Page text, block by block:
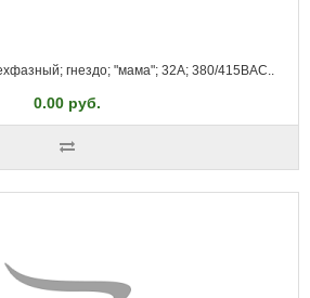
гнездо; "мама"; 32А; 380/415ВAC..
0.00 руб.